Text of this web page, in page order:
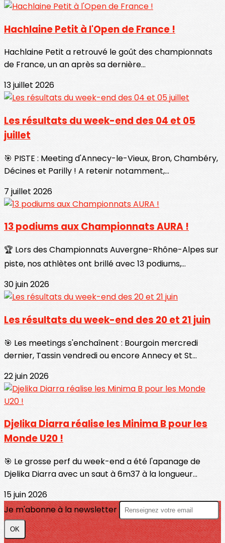
Hachlaine Petit à l'Open de France !
Hachlaine Petit a retrouvé le goût des championnats
de France, un an après sa dernière...
13 juillet 2026
Les résultats du week-end des 04 et 05
juillet
🎯 PISTE : Meeting d'Annecy-le-Vieux, Bron, Chambéry,
Décines et Parilly ! A retenir notamment,...
7 juillet 2026
13 podiums aux Championnats AURA !
🏆 Lors des Championnats Auvergne-Rhône-Alpes sur
piste, nos athlètes ont brillé avec 13 podiums,...
30 juin 2026
Les résultats du week-end des 20 et 21 juin
🎯 Les meetings s'enchaînent : Bourgoin mercredi
dernier, Tassin vendredi ou encore Annecy et St...
22 juin 2026
Djelika Diarra réalise les Minima B pour les
Monde U20 !
🎯 Le grosse perf du week-end a été l'apanage de
Djelika Diarra avec un saut à 6m37 à la longueur...
15 juin 2026
Je m'abonne à la newsletter
OK